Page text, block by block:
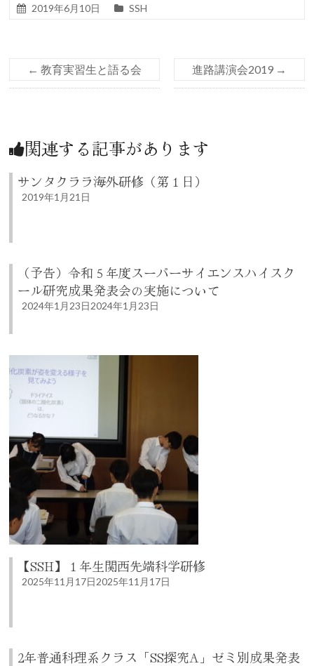
2019年6月10日 SSH
← 教育実習生と語る会 進路講演会2019 →
関連する記事があります
サンタクララ海外研修（第１日）
2019年1月21日
（予告）令和５年度スーパーサイエンスハイスク
ール研究成果発表会の実施について
2024年1月23日2024年1月23日
【SSH】１年生関西先端科学研修
2025年11月17日2025年11月17日
2年普通科理系クラス「SS探究A」ゼミ別成果発表